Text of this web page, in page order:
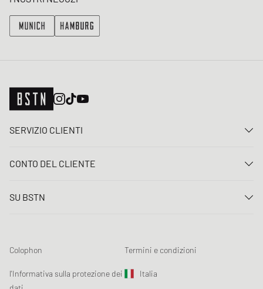
SERVIZIO CLIENTI
FAQ
Loyalty Program
Sicurezza del prodotto
CONTO DEL CLIENTE
Registro
Registrazione alla newsletter
Tracciamento dati
SU BSTN
Chronicles
Sustainability
Colophon Termini e condizioni
l'Informativa sulla protezione dei
Italia